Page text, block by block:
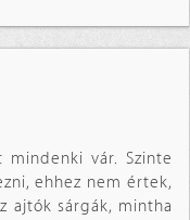
vár. Szinte
ehhez nem értek,
ajtók sárgák, mintha